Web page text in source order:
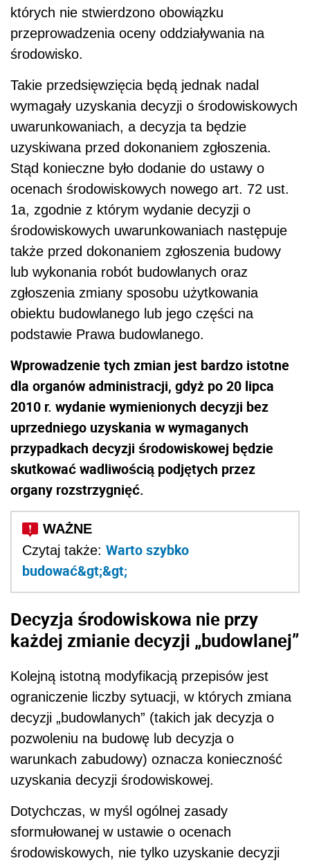
których nie stwierdzono obowiązku
przeprowadzenia oceny oddziaływania na
środowisko.
Takie przedsięwzięcia będą jednak nadal
wymagały uzyskania decyzji o środowiskowych
uwarunkowaniach, a decyzja ta będzie
uzyskiwana przed dokonaniem zgłoszenia.
Stąd konieczne było dodanie do ustawy o
ocenach środowiskowych nowego art. 72 ust.
1a, zgodnie z którym wydanie decyzji o
środowiskowych uwarunkowaniach następuje
także przed dokonaniem zgłoszenia budowy
lub wykonania robót budowlanych oraz
zgłoszenia zmiany sposobu użytkowania
obiektu budowlanego lub jego części na
podstawie Prawa budowlanego.
Wprowadzenie tych zmian jest bardzo istotne
dla organów administracji, gdyż po 20 lipca
2010 r. wydanie wymienionych decyzji bez
uprzedniego uzyskania w wymaganych
przypadkach decyzji środowiskowej będzie
skutkować wadliwością podjętych przez
organy rozstrzygnięć.
Czytaj także: Warto szybko
budować&gt;&gt;
Decyzja środowiskowa nie przy
każdej zmianie decyzji „budowlanej”
Kolejną istotną modyfikacją przepisów jest
ograniczenie liczby sytuacji, w których zmiana
decyzji „budowlanych” (takich jak decyzja o
pozwoleniu na budowę lub decyzja o
warunkach zabudowy) oznacza konieczność
uzyskania decyzji środowiskowej.
Dotychczas, w myśl ogólnej zasady
sformułowanej w ustawie o ocenach
środowiskowych, nie tylko uzyskanie decyzji